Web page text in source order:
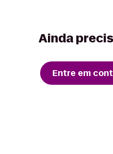
Ainda
Entre em